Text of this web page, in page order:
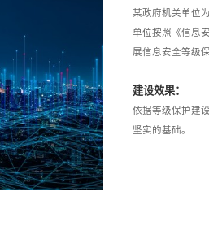
某政府机关单位
单位按照《信息
展信息安全等级
建设效果：
依据等级保护建
坚实的基础。